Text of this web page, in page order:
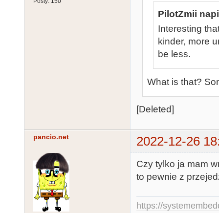
PilotZmii
Interesting
kinder, more
be less.
What is that?
[Deleted]
pancio.net 2022-12-26
Czy tylko ja mam
to pewnie z
https://